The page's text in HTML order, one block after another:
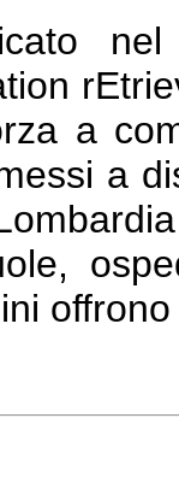
a
a